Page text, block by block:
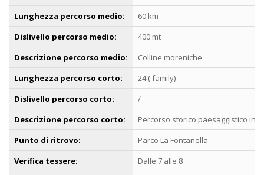
Lunghezza percorso medio:
60 km
Dislivello percorso medio:
400 mt
Descrizione percorso medio:
Colline moreniche
Lunghezza percorso corto:
24 ( family)
Dislivello percorso corto:
/
Descrizione percorso corto:
Percorso storico paesaggistico
Punto di ritrovo:
Parco La Fontanella
Verifica tessere:
Dalle 7 alle 8